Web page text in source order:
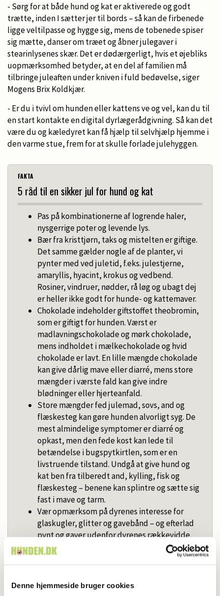
Denne hjemmeside bruger cookies
- Sørg for at både hund og kat er aktiverede og godt
trætte, inden I sætter jer til bords – så kan de firbenede
ligge veltilpasse og hygge sig, mens de tobenede spiser
sig mætte, danser om træet og åbner julegaver i
stearinlysenes skær. Det er dødærgerligt, hvis et øjebliks
uopmærksomhed betyder, at en del af familien må
tilbringe juleaften under kniven i fuld bedøvelse, siger
Mogens Brix Koldkjær.
- Er du i tvivl om hunden eller kattens ve og vel, kan du til
en start kontakte en digital dyrlægerådgivning. Så kan det
være du og kæledyret kan få hjælp til selvhjælp hjemme i
den varme stue, frem for at skulle forlade julehyggen.
FAKTA
5 råd til en sikker jul for hund og kat
Pas på kombinationerne af logrende haler,
nysgerrige poter og levende lys.
Bær fra kristtjørn, taks og mistelten er giftige.
Det samme gælder nogle af de planter, vi
pynter med ved juletid, f.eks. julestjerne,
amaryllis, hyacint, krokus og vedbend.
Rosiner, vindruer, nødder, rå løg og ubagt dej
er heller ikke godt for hunde- og kattemaver.
Chokolade indeholder giftstoffet theobromin,
som er giftigt for hunden. Værst er
madlavningschokolade og mørk chokolade,
mens indholdet i mælkechokolade og hvid
chokolade er lavt. En lille mængde chokolade
kan give dårlig mave eller diarré, mens store
mængder i værste fald kan give indre
blødninger eller hjerteanfald.
Store mængder fed julemad, sovs, and og
flæskesteg kan gøre hunden alvorligt syg. De
mest almindelige symptomer er diarré og
opkast, men den fede kost kan lede til
betændelse i bugspytkirtlen, som er en
livstruende tilstand. Undgå at give hund og
kat ben fra tilberedt and, kylling, fisk og
flæskesteg – benene kan splintre og sætte sig
fast i mave og tarm.
Vær opmærksom på dyrenes interesse for
glaskugler, glitter og gavebånd – og efterlad
pynt og gaver udenfor dyrenes rækkevidde.
Det kan skære tunger og poter eller ende i
dyrets mave.